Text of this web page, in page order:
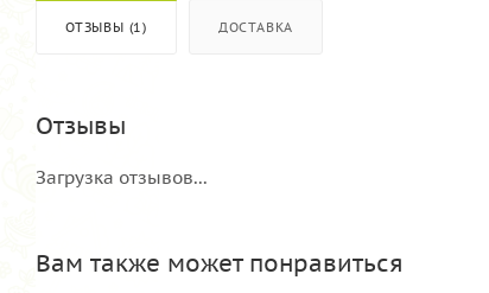
ОТЗЫВЫ (1) ДОСТАВКА
Отзывы
Загрузка отзывов...
Вам также может понравиться